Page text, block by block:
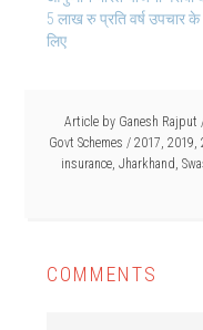
5 लाख रु प्रति वर्ष उपचार के
लिए
Article by Ganesh Rajput
Govt Schemes / 2017 2019
insurance, Jharkhand
COMMENTS